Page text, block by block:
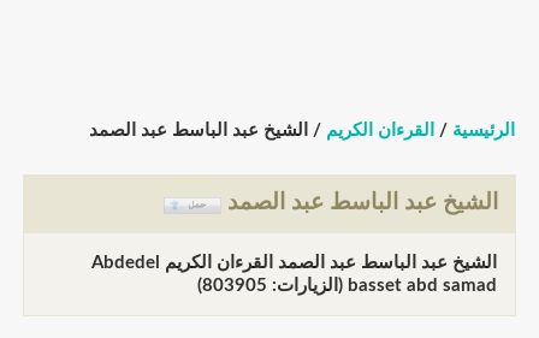
الرئيسية / القرءان الكريم / الشيخ عبد الباسط عبد الصمد
الشيخ عبد الباسط عبد الصمد
الشيخ عبد الباسط عبد الصمد القرءان الكريم Abdedel
basset abd samad (الزيارات: 803905)